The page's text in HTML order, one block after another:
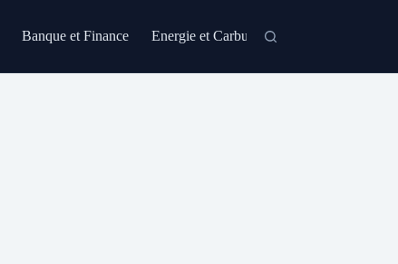
Banque et Finance Energie et Carburant